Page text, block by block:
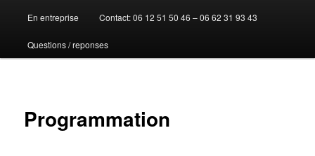
au
contenu
En entreprise Contact: 06 12 51 50 46 – 06 62 31 93 43
Questions / reponses
Programmation